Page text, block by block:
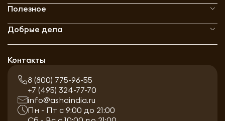
Полезное
Добрые дела
Контакты
8 (800) 775-96-55
+7 (495) 324-77-70
info@ashaindia.ru
Пн - Пт с 9:00 до 21:00